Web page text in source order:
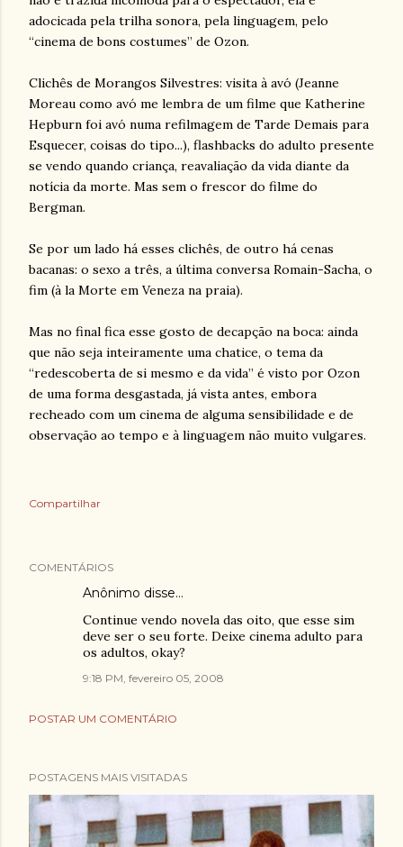
adocicada pela trilha sonora, pela linguagem, pelo
“cinema de bons costumes” de Ozon.
Clichês de Morangos Silvestres: visita à avó (Jeanne
Moreau como avó me lembra de um filme que Katherine
Hepburn foi avó numa refilmagem de Tarde Demais para
Esquecer, coisas do tipo...), flashbacks do adulto presente
se vendo quando criança, reavaliação da vida diante da
notícia da morte. Mas sem o frescor do filme do
Bergman.
Se por um lado há esses clichês, de outro há cenas
bacanas: o sexo a três, a última conversa Romain-Sacha, o
fim (à la Morte em Veneza na praia).
Mas no final fica esse gosto de decapção na boca: ainda
que não seja inteiramente uma chatice, o tema da
“redescoberta de si mesmo e da vida” é visto por Ozon
de uma forma desgastada, já vista antes, embora
recheado com um cinema de alguma sensibilidade e de
observação ao tempo e à linguagem não muito vulgares.
Compartilhar
COMENTÁRIOS
Anônimo disse…
Continue vendo novela das oito, que esse sim
deve ser o seu forte. Deixe cinema adulto para
os adultos, okay?
9:18 PM, fevereiro 05, 2008
POSTAR UM COMENTÁRIO
POSTAGENS MAIS VISITADAS